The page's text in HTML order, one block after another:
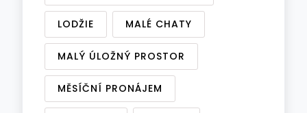
LODŽIE MALÉ CHATY
MALÝ ÚLOŽNÝ PROSTOR
MĚSÍČNÍ PRONÁJEM